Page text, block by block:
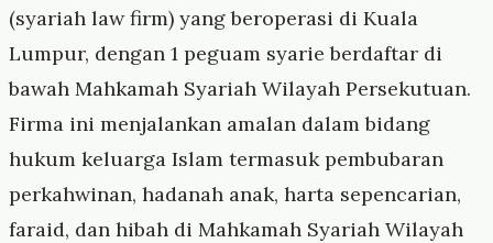
(syariah law firm) yang beroperasi di Kuala
Lumpur, dengan 1 peguam syarie berdaftar di
bawah Mahkamah Syariah Wilayah Persekutuan.
Firma ini menjalankan amalan dalam bidang
hukum keluarga Islam termasuk pembubaran
perkahwinan, hadanah anak, harta sepencarian,
faraid, dan hibah di Mahkamah Syariah Wilayah